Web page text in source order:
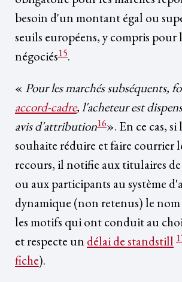
besoin d'un montant égal ou
seuils européens, y compris pour
négociés15.
«Pour les marchés subséquents,
accord-cadre, l'acheteur est
avis d'attribution16». En ce cas,
souhaite réduire et faire courrier
recours, il notifie aux titulaires
ou aux participants au système
dynamique (non retenus) le
les motifs qui ont conduit au
et respecte un délai de standstill
fiche).